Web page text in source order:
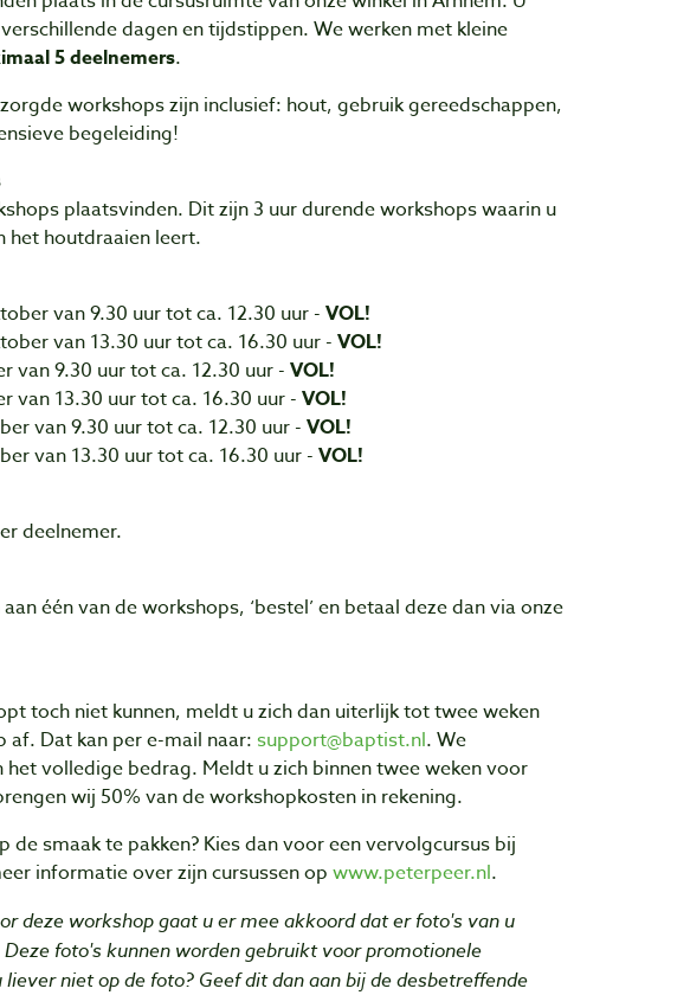
dagen en tijdstippen. We werken met kleine
5 deelnemers.
workshops zijn inclusief: hout, gebruik gereedschappen,
begeleiding!
plaatsvinden. Dit zijn 3 uur durende workshops waarin u
het houtdraaien leert.
van 9.30 uur tot ca. 12.30 uur - VOL!
van 13.30 uur tot ca. 16.30 uur - VOL!
van 9.30 uur tot ca. 12.30 uur - VOL!
van 13.30 uur tot ca. 16.30 uur - VOL!
van 9.30 uur tot ca. 12.30 uur - VOL!
van 13.30 uur tot ca. 16.30 uur - VOL!
deelnemer.
één van de workshops, ‘bestel’ en betaal deze dan via onze
toch niet kunnen, meldt u zich dan uiterlijk tot twee weken
af. Dat kan per e-mail naar: support@baptist.nl. We
het volledige bedrag. Meldt u zich binnen twee weken voor
wij 50% van de workshopkosten in rekening.
de smaak te pakken? Kies dan voor een vervolgcursus bij
informatie over zijn cursussen op www.peterpeer.nl.
deze workshop gaat u er mee akkoord dat er foto's van u
foto's kunnen worden gebruikt voor promotionele
niet op de foto? Geef dit dan aan bij de desbetreffende